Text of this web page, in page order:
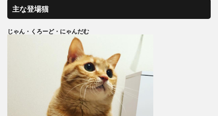
主な登場猫
じゃん・くろーど・にゃんだむ